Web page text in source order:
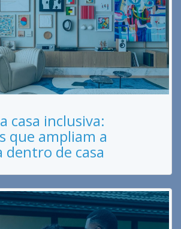
casa inclusiva:
que ampliam a
de casa